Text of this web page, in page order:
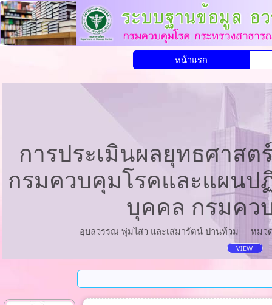
หน้าแรก
การประเมินผลยุทธศาส
กรมควบคุมโรคและแผนป
บุคคล กรมคว
อุบลวรรณ พุ่มไสว และเสมารัตน์ ปานท้วม หมว
VIEW